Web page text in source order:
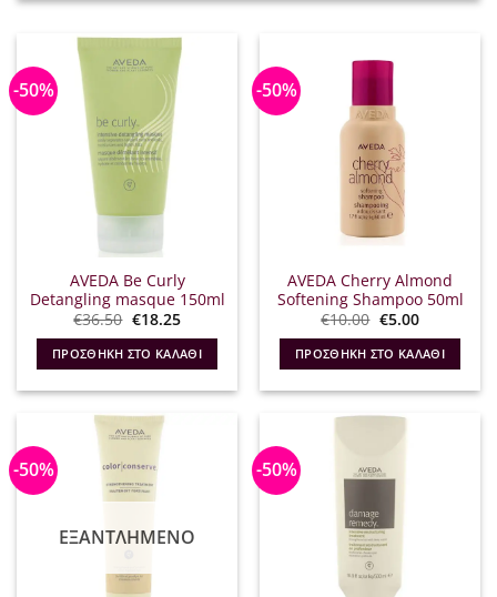
-50%
AVEDA Be Curly
Detangling masque 150ml
€36.50 Original
was:
€36.50.
€18.25Η
τιμή
είναι:
€18.25.
ΠΡΟΣΘΉΚΗ ΣΤΟ ΚΑΛΆΘΙ
-50%
AVEDA Cherry Almond
Softening Shampoo 50ml
€10.00 Original
was:
€10.00.
€5.00Η
τιμή
είναι:
€5.00.
ΠΡΟΣΘΉΚΗ ΣΤΟ ΚΑΛΆΘΙ
-50%
ΕΞΑΝΤΛΗΜΈΝΟ
-50%